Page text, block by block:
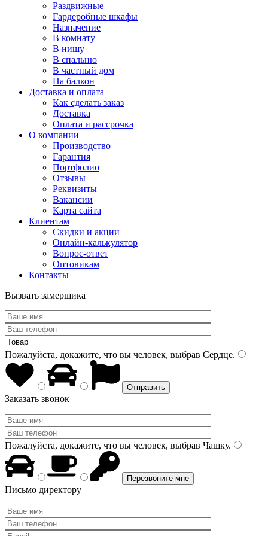
Раздвижные
Гардеробные шкафы
Назначение
В комнату
В нишу
В спальню
В частный дом
На балкон
Доставка и оплата
Как сделать заказ
Доставка
Оплата и рассрочка
О компании
Производство
Гарантия
Портфолио
Отзывы
Реквизиты
Вакансии
Карта сайта
Клиентам
Скидки и акции
Онлайн-калькулятор
Вопрос-ответ
Оптовикам
Контакты
Вызвать замерщика
Пожалуйста, докажите, что вы человек, выбрав Сердце.
Заказать звонок
Пожалуйста, докажите, что вы человек, выбрав Чашку.
Письмо директору